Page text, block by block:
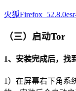
火狐
（三）启动Tor
1、安装完成后，找
1）在屏幕右下角系